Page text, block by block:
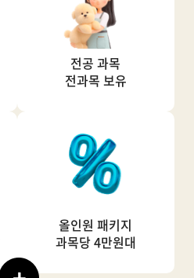
전공 과목
전과목 보유
올인원 패키지
과목당 4만원대